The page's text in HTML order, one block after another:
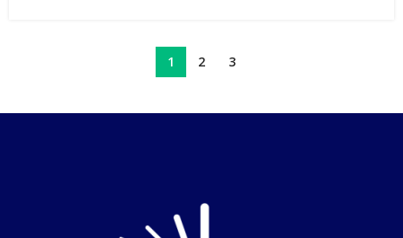
1 2 3